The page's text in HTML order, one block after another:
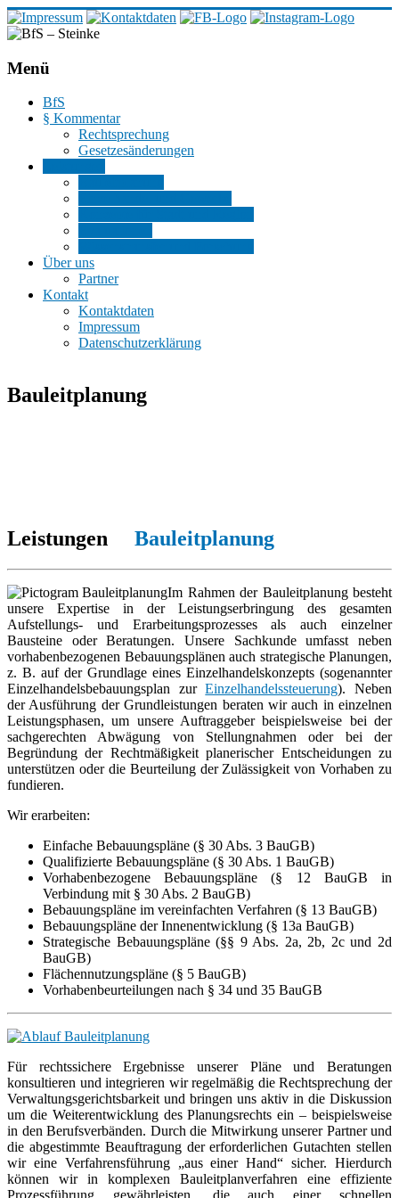
BfS
Steinke
Büro
Stadtplanung
Menü
BfS
§ Kommentar
Rechtsprechung
Gesetzesänderungen
Über uns
Partner
Kontakt
Kontaktdaten
Impressum
Datenschutzerklärung
Bauleitplanung
Leistungen Bauleitplanung
Im Rahmen der Bauleitplanung besteht
unsere Expertise in der Leistungserbringung des gesamten
Aufstellungs- und Erarbeitungsprozesses als auch einzelner
Bausteine oder Beratungen. Unsere Sachkunde umfasst neben
vorhabenbezogenen Bebauungsplänen auch strategische Planungen,
z. B. auf der Grundlage eines Einzelhandelskonzepts (sogenannter
Einzelhandelsbebauungsplan zurEinzelhandelssteuerung). Neben
der Ausführung der Grundleistungen beraten wir auch in einzelnen
Leistungsphasen, um unsere Auftraggeber beispielsweise bei der
sachgerechten Abwägung von Stellungnahmen oder bei der
Begründung der Rechtmäßigkeit planerischer Entscheidungen zu
unterstützen oder die Beurteilung der Zulässigkeit von Vorhaben zu
fundieren.
Wir erarbeiten:
Einfache Bebauungspläne (§ 30 Abs. 3 BauGB)
Qualifizierte Bebauungspläne (§ 30 Abs. 1 BauGB)
Vorhabenbezogene Bebauungspläne (§ 12 BauGB in
Verbindung mit § 30 Abs. 2 BauGB)
Bebauungspläne im vereinfachten Verfahren (§ 13 BauGB)
Bebauungspläne der Innenentwicklung (§ 13a BauGB)
Strategische Bebauungspläne (§§ 9 Abs. 2a, 2b, 2c und 2d
BauGB)
Flächennutzungspläne (§ 5 BauGB)
Vorhabenbeurteilungen nach § 34 und 35 BauGB
Für rechtssichere Ergebnisse unserer Pläne und Beratungen
konsultieren und integrieren wir regelmäßig die Rechtsprechung der
Verwaltungsgerichtsbarkeit und bringen uns aktiv in die Diskussion
um die Weiterentwicklung des Planungsrechts ein – beispielsweise
in den Berufsverbänden. Durch die Mitwirkung unserer Partner und
die abgestimmte Beauftragung der erforderlichen Gutachten stellen
wir eine Verfahrensführung „aus einer Hand“ sicher. Hierdurch
können wir in komplexen Bauleitplanverfahren eine effiziente
Prozessführung gewährleisten, die auch einer schnellen